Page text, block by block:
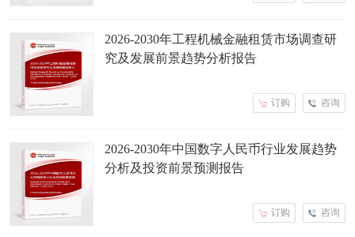
2026-2030年工程机械金融租赁市场调查研
究及发展前景趋势分析报告
咨询
订购
2026-2030年中国数字人民币行业发展趋势
分析及投资前景预测报告
咨询
订购